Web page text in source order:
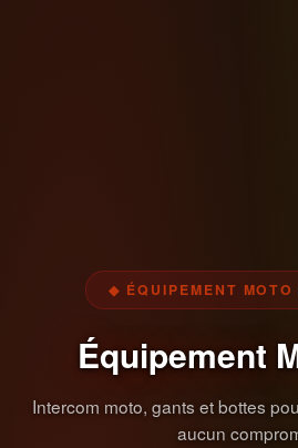
◆ ÉQUIPEMENT
Équipement
Intercom moto, gants et bottes
aucun